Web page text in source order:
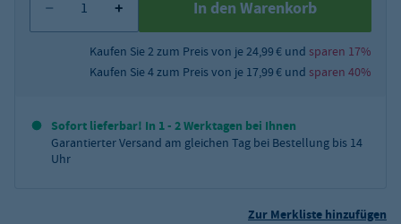
In den Warenkorb
Kaufen Sie 2 zum Preis von je 24,99 € und sparen 17%
Kaufen Sie 4 zum Preis von je 17,99 € und sparen 40%
Sofort lieferbar! In 1 - 2 Werktagen bei Ihnen
Garantierter Versand am gleichen Tag bei Bestellung bis 14
Uhr
Zur Merkliste hinzufügen